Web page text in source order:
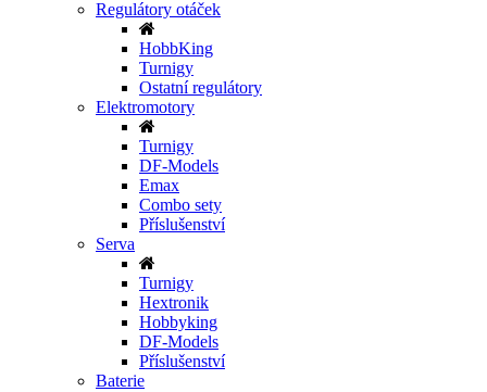
Regulátory otáček
HobbKing
Turnigy
Ostatní regulátory
Elektromotory
Turnigy
DF-Models
Emax
Combo sety
Příslušenství
Serva
Turnigy
Hextronik
Hobbyking
DF-Models
Příslušenství
Baterie